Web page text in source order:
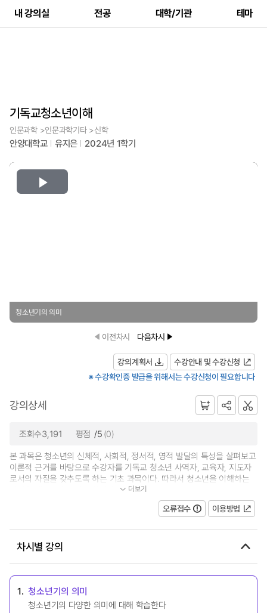
내 강의실 전공 대학/기관 테마
기독교청소년이해
인문과학 >인문과학기타 >신학
안양대학교 유지은 2024년 1학기
Play
청소년기의 의미
이전차시 다음차시
강의계획서
수강안내 및 수강신청
※ 수강확인증 발급을 위해서는 수강신청이 필요합니다
강의상세
조회수3,191 평점 /5 (0)
본 과목은 청소년의 신체적, 사회적, 정서적, 영적 발달의 특성을 살펴보고
이론적 근거를 바탕으로 수강자를 기독교 청소년 사역자, 교육자, 지도자
로서의 자질을 갖추도록 하는 기초 과목이다. 따라서 청소년을 이해하는
방법을 배우고 청소년 문화와 청소...더보기
오류접수 이용방법
차시별 강의
1. 청소년기의 의미
청소년기의 다양한 의미에 대해 학습한다